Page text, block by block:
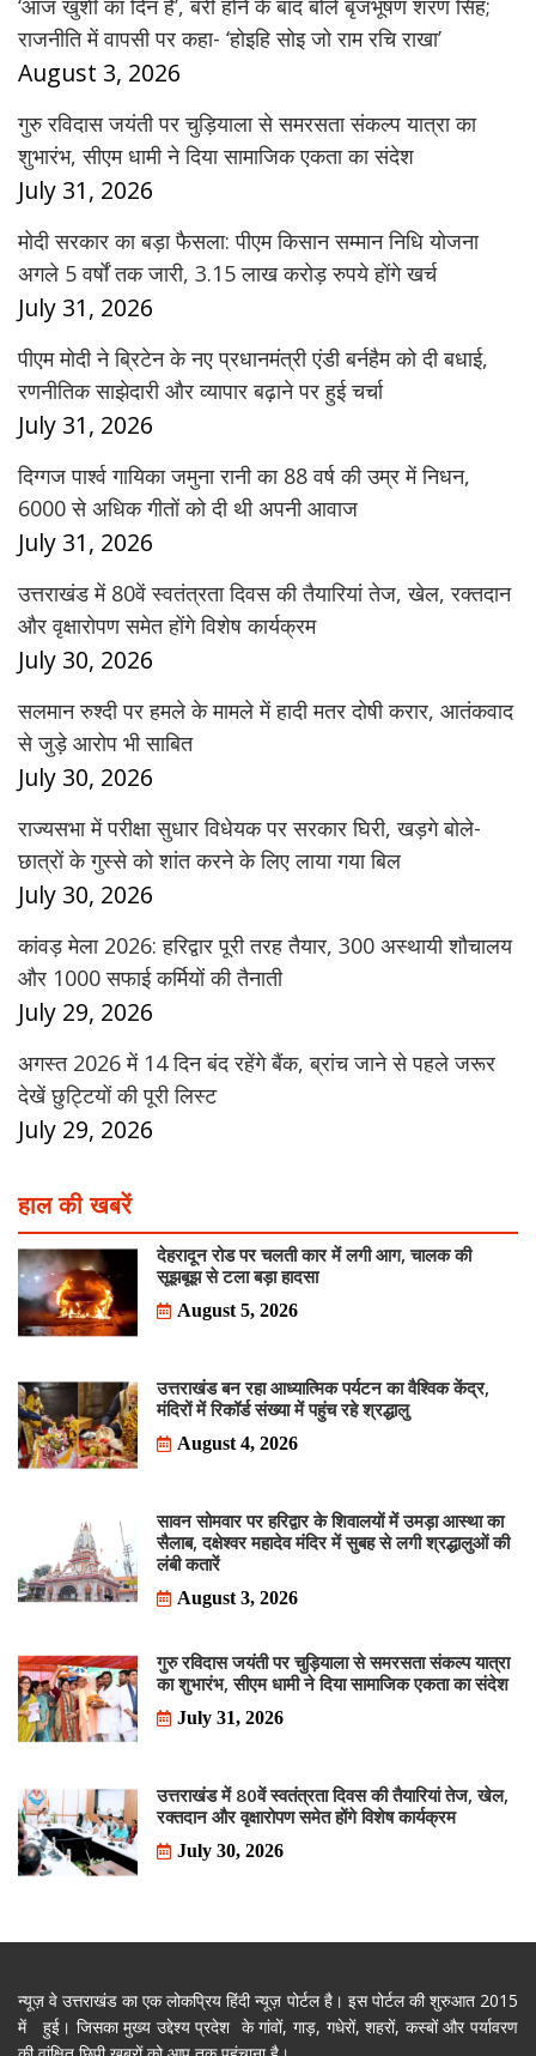
‘आज खुशी का दिन है’, बरी होने के बाद बोले बृजभूषण शरण सिंह;
राजनीति में वापसी पर कहा- ‘होइहि सोइ जो राम रचि राखा’
August 3, 2026
गुरु रविदास जयंती पर चुड़ियाला से समरसता संकल्प यात्रा का
शुभारंभ, सीएम धामी ने दिया सामाजिक एकता का संदेश
July 31, 2026
मोदी सरकार का बड़ा फैसला: पीएम किसान सम्मान निधि योजना
अगले 5 वर्षों तक जारी, 3.15 लाख करोड़ रुपये होंगे खर्च
July 31, 2026
पीएम मोदी ने ब्रिटेन के नए प्रधानमंत्री एंडी बर्नहैम को दी बधाई,
रणनीतिक साझेदारी और व्यापार बढ़ाने पर हुई चर्चा
July 31, 2026
दिग्गज पार्श्व गायिका जमुना रानी का 88 वर्ष की उम्र में निधन,
6000 से अधिक गीतों को दी थी अपनी आवाज
July 31, 2026
उत्तराखंड में 80वें स्वतंत्रता दिवस की तैयारियां तेज, खेल, रक्तदान
और वृक्षारोपण समेत होंगे विशेष कार्यक्रम
July 30, 2026
सलमान रुश्दी पर हमले के मामले में हादी मतर दोषी करार, आतंकवाद
से जुड़े आरोप भी साबित
July 30, 2026
राज्यसभा में परीक्षा सुधार विधेयक पर सरकार घिरी, खड़गे बोले-
छात्रों के गुस्से को शांत करने के लिए लाया गया बिल
July 30, 2026
कांवड़ मेला 2026: हरिद्वार पूरी तरह तैयार, 300 अस्थायी शौचालय
और 1000 सफाई कर्मियों की तैनाती
July 29, 2026
अगस्त 2026 में 14 दिन बंद रहेंगे बैंक, ब्रांच जाने से पहले जरूर
देखें छुट्टियों की पूरी लिस्ट
July 29, 2026
हाल की खबरें
देहरादून रोड पर चलती कार में लगी आग, चालक की
सूझबूझ से टला बड़ा हादसा
August 5, 2026
उत्तराखंड बन रहा आध्यात्मिक पर्यटन का वैश्विक केंद्र,
मंदिरों में रिकॉर्ड संख्या में पहुंच रहे श्रद्धालु
August 4, 2026
सावन सोमवार पर हरिद्वार के शिवालयों में उमड़ा आस्था का
सैलाब, दक्षेश्वर महादेव मंदिर में सुबह से लगी श्रद्धालुओं की
लंबी कतारें
August 3, 2026
गुरु रविदास जयंती पर चुड़ियाला से समरसता संकल्प यात्रा
का शुभारंभ, सीएम धामी ने दिया सामाजिक एकता का संदेश
July 31, 2026
उत्तराखंड में 80वें स्वतंत्रता दिवस की तैयारियां तेज, खेल,
रक्तदान और वृक्षारोपण समेत होंगे विशेष कार्यक्रम
July 30, 2026
न्यूज़ वे उत्तराखंड का एक लोकप्रिय हिंदी न्यूज़ पोर्टल है। इस पोर्टल की शुरुआत 2015
में हुई। जिसका मुख्य उद्देश्य प्रदेश के गांवों, गाड़, गधेरों, शहरों, कस्बों और पर्यावरण